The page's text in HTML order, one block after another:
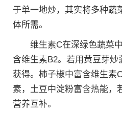
于单一地炒，其实将多种蔬
体所需。
维生素C在深绿色蔬菜中
含维生素B2。若用黄豆芽
获得。柿子椒中富含维生素
素，土豆中淀粉富含热能，
营养互补。